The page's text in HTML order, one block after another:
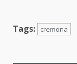
Tags: cremona